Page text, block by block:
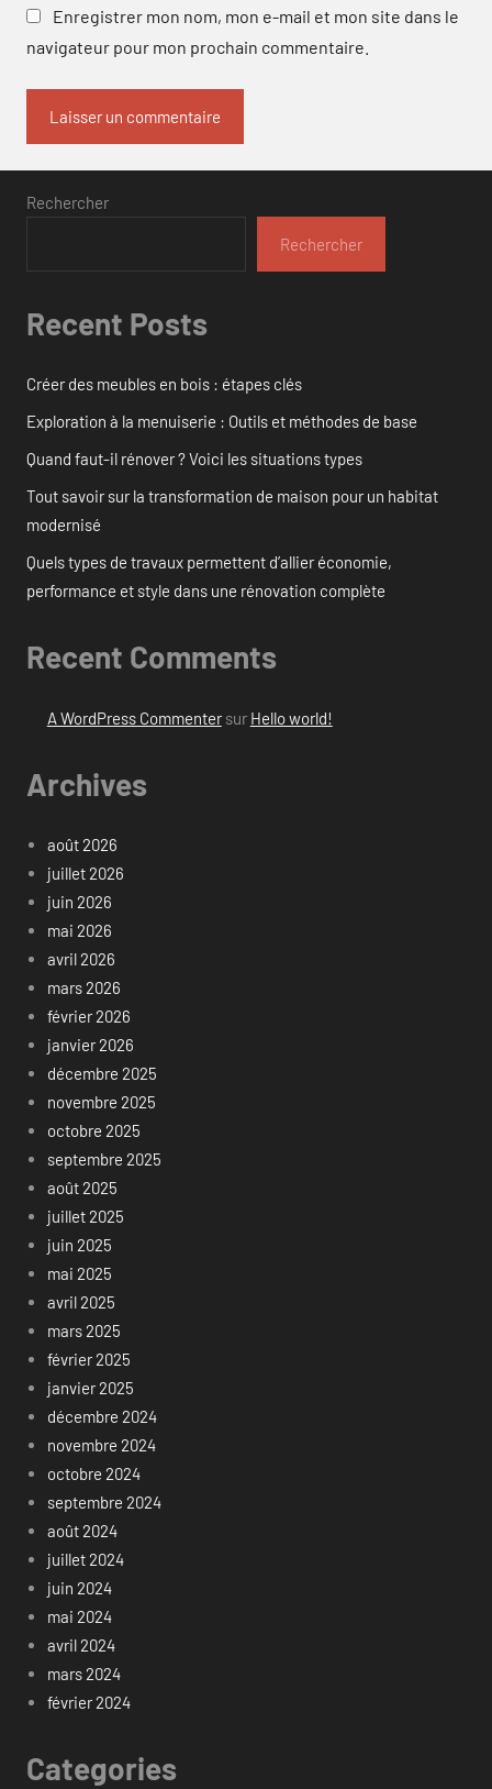
Enregistrer mon nom, mon e-mail et mon site dans le
navigateur pour mon prochain commentaire.
Rechercher
Rechercher
Recent Posts
Créer des meubles en bois : étapes clés
Exploration à la menuiserie : Outils et méthodes de base
Quand faut-il rénover ? Voici les situations types
Tout savoir sur la transformation de maison pour un habitat
modernisé
Quels types de travaux permettent d’allier économie,
performance et style dans une rénovation complète
Recent Comments
A WordPress Commentersur Hello world!
Archives
août 2026
juillet 2026
juin 2026
mai 2026
avril 2026
mars 2026
février 2026
janvier 2026
décembre 2025
novembre 2025
octobre 2025
septembre 2025
août 2025
juillet 2025
juin 2025
mai 2025
avril 2025
mars 2025
février 2025
janvier 2025
décembre 2024
novembre 2024
octobre 2024
septembre 2024
août 2024
juillet 2024
juin 2024
mai 2024
avril 2024
mars 2024
février 2024
Categories